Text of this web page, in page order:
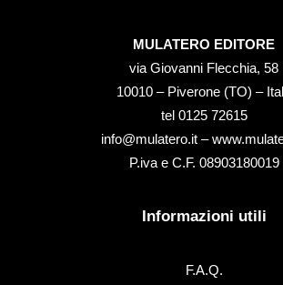
MULATERO EDITORE
via Giovanni Flecchia, 58
10010 – Piverone (TO) –
tel ‭0125 72615‬
info@mulatero.it –
P.iva e C.F. 08903180019
Informazioni utili
F.A.Q.